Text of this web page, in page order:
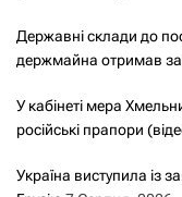
Державні склади до
держмайна отримав
У кабінеті мера
російські прапори
Україна виступила із